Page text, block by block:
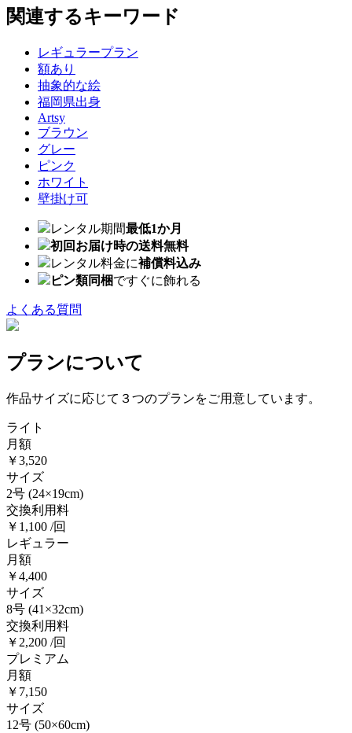
関連するキーワード
レギュラープラン
額あり
抽象的な絵
福岡県出身
Artsy
ブラウン
グレー
ピンク
ホワイト
壁掛け可
レンタル期間最低1か月
初回お届け時の送料無料
レンタル料金に補償料込み
ピン類同梱ですぐに飾れる
よくある質問
プランについて
作品サイズに応じて３つのプランをご用意しています。
ライト
月額
￥3,520
サイズ
2号 (24×19cm)
交換利用料
￥1,100 /回
レギュラー
月額
￥4,400
サイズ
8号 (41×32cm)
交換利用料
￥2,200 /回
プレミアム
月額
￥7,150
サイズ
12号 (50×60cm)